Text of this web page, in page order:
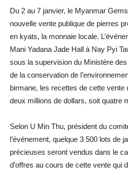
Du 2 au 7 janvier, le Myanmar
nouvelle vente publique de pierres
en kyats, la monnaie locale.
Mani Yadana Jade Hall à Nay Pyi
sous la supervision du Ministère
de la conservation de
birmane, les recettes de cette vente
deux millions de dollars, soit quatre
Selon U Min Thu, président du
l’événement, quelque 3 500 lots de
précieuses seront vendus dans le
d’offres au cours de cette vente qui